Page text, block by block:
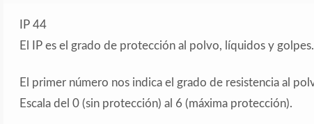
IP 44
El IP es el grado de protección al polvo, líquidos y golpes.
El primer número nos indica el grado de resistencia al
Escala del 0 (sin protección) al 6 (máxima protección).